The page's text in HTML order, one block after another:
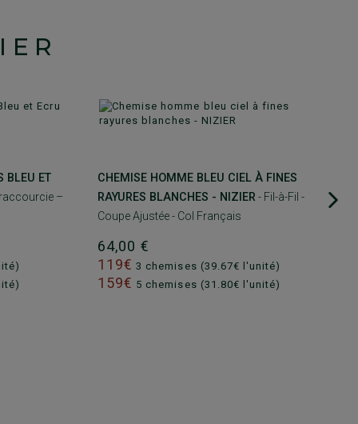
BLEU ET
–
CHEMISE HOMME BLEU CIEL À FINES
RAYURES BLANCHES - NIZIER - Fil-à-Fil -
Coupe Ajustée - Col Français
64,00 €
119€ 3 chemises (39.67€ l'unité)
159€ 5 chemises (31.80€ l'unité)